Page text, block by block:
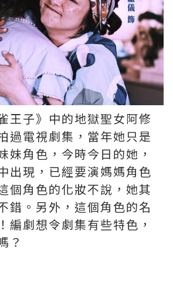
王子》中的地獄聖女阿修
過電視劇集，當年她只是
妹角色，今時今日的她，
出現，已經要演媽媽角色
個角色的化妝不說，她其
錯。另外，這個角色的名
編劇想令劇集有些特色，
？